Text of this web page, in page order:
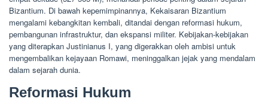
Bizantium. Di bawah kepemimpinannya, Kekaisaran Bizantium
mengalami kebangkitan kembali, ditandai dengan reformasi hukum,
pembangunan infrastruktur, dan ekspansi militer. Kebijakan-kebijakan
yang diterapkan Justinianus I, yang digerakkan oleh ambisi untuk
mengembalikan kejayaan Romawi, meninggalkan jejak yang mendalam
dalam sejarah dunia.
Reformasi Hukum